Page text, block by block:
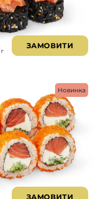
г
ЗАМОВИТИ
Новинка
ЗАМОВИТИ